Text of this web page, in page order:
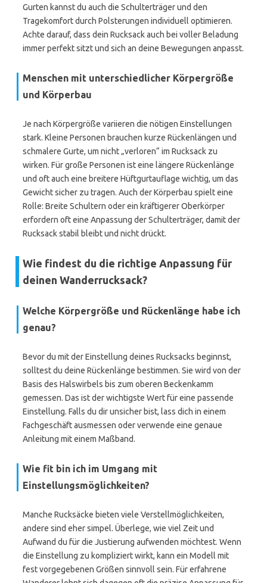
Gurten kannst du auch die Schulterträger und den
Tragekomfort durch Polsterungen individuell optimieren.
Achte darauf, dass dein Rucksack auch bei voller Beladung
immer perfekt sitzt und sich an deine Bewegungen anpasst.
Menschen mit unterschiedlicher Körpergröße
und Körperbau
Je nach Körpergröße variieren die nötigen Einstellungen
stark. Kleine Personen brauchen kurze Rückenlängen und
schmalere Gurte, um nicht „verloren“ im Rucksack zu
wirken. Für große Personen ist eine längere Rückenlänge
und oft auch eine breitere Hüftgurtauflage wichtig, um das
Gewicht sicher zu tragen. Auch der Körperbau spielt eine
Rolle: Breite Schultern oder ein kräftigerer Oberkörper
erfordern oft eine Anpassung der Schulterträger, damit der
Rucksack stabil bleibt und nicht drückt.
Wie findest du die richtige Anpassung für
deinen Wanderrucksack?
Welche Körpergröße und Rückenlänge habe ich
genau?
Bevor du mit der Einstellung deines Rucksacks beginnst,
solltest du deine Rückenlänge bestimmen. Sie wird von der
Basis des Halswirbels bis zum oberen Beckenkamm
gemessen. Das ist der wichtigste Wert für eine passende
Einstellung. Falls du dir unsicher bist, lass dich in einem
Fachgeschäft ausmessen oder verwende eine genaue
Anleitung mit einem Maßband.
Wie fit bin ich im Umgang mit
Einstellungsmöglichkeiten?
Manche Rucksäcke bieten viele Verstellmöglichkeiten,
andere sind eher simpel. Überlege, wie viel Zeit und
Aufwand du für die Justierung aufwenden möchtest. Wenn
die Einstellung zu kompliziert wirkt, kann ein Modell mit
fest vorgegebenen Größen sinnvoll sein. Für erfahrene